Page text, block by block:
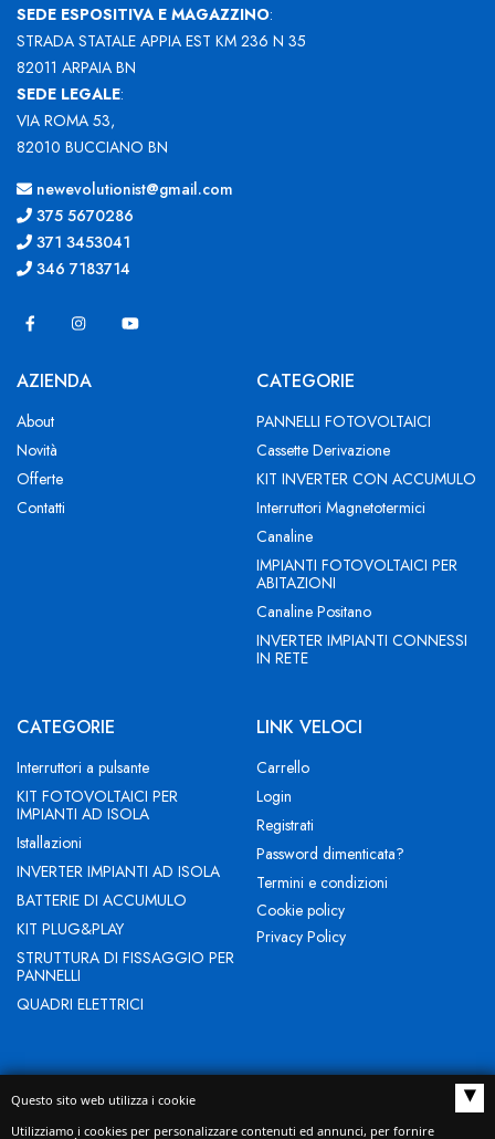
SEDE ESPOSITIVA E MAGAZZINO:
STRADA STATALE APPIA EST KM 236 N 35
82011 ARPAIA BN
SEDE LEGALE:
VIA ROMA 53,
82010 BUCCIANO BN
newevolutionist@gmail.com
375 5670286
371 3453041
346 7183714
AZIENDA
About
Novità
Offerte
Contatti
CATEGORIE
PANNELLI FOTOVOLTAICI
Cassette Derivazione
KIT INVERTER CON ACCUMULO
Interruttori Magnetotermici
Canaline
IMPIANTI FOTOVOLTAICI PER
ABITAZIONI
Canaline Positano
INVERTER IMPIANTI CONNESSI
IN RETE
CATEGORIE
Interruttori a pulsante
KIT FOTOVOLTAICI PER
IMPIANTI AD ISOLA
Istallazioni
INVERTER IMPIANTI AD ISOLA
BATTERIE DI ACCUMULO
KIT PLUG&PLAY
STRUTTURA DI FISSAGGIO PER
PANNELLI
QUADRI ELETTRICI
LINK VELOCI
Carrello
Login
Registrati
Password dimenticata?
Termini e condizioni
Cookie policy
Privacy Policy
Questo sito web utilizza i cookie ▴
Utilizziamo i cookies per personalizzare contenuti ed annunci, per fornire